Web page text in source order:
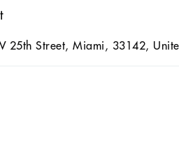
25th Street, Miami, 33142,